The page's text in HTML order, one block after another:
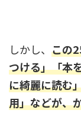
しかし、 この
つける」「本
に綺麗に読む
用」などが、